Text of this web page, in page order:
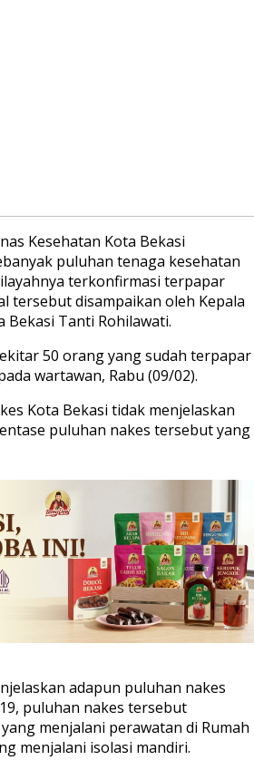
Kesehatan Kota Bekasi
puluhan tenaga kesehatan
terkonfirmasi terpapar
tersebut disampaikan oleh Kepala
Bekasi Tanti Rohilawati.
50 orang yang sudah terpapar
wartawan, Rabu (09/02).
Kota Bekasi tidak menjelaskan
puluhan nakes tersebut yang
adapun puluhan nakes
puluhan nakes tersebut
menjalani perawatan di Rumah
menjalani isolasi mandiri.